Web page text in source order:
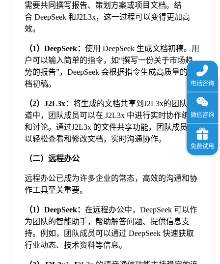
需要共同撰写报告、策划方案或项目文档。结
合 DeepSeek 和J2L3x，这一过程可以变得更加高
效。
（1）DeepSeek： 使用 DeepSeek 生成文档初稿。用
户可以输入简单的指令，如“撰写一份关于市场趋
势的报告”，DeepSeek 会根据指令生成高质量的文
档初稿。
（2） J2L3x： 将生成的文档共享到J2L3x的团队频
道中，团队成员可以在 J2L3x 中进行实时协作编辑
和讨论。通过J2L3x 的文件共享功能，团队成员可
以轻松查看和修改文档，实时沟通协作。
（二）远程办公
远程办公已成为许多企业的常态，高效的沟通和协
作工具至关重要。
（1）DeepSeek： 在远程办公中，DeepSeek 可以作
为团队的智能助手，帮助解答问题、提供信息支
持。例如，团队成员可以通过 DeepSeek 快速获取
行业动态、技术资料等信息。